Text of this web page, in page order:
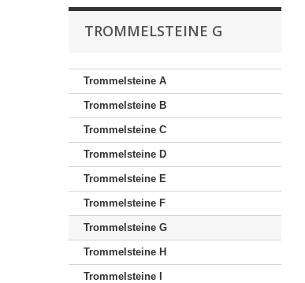
TROMMELSTEINE G
Trommelsteine A
Trommelsteine B
Trommelsteine C
Trommelsteine D
Trommelsteine E
Trommelsteine F
Trommelsteine G
Trommelsteine H
Trommelsteine I